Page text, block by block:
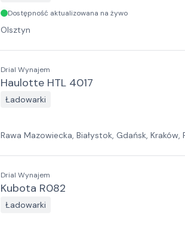
Dostępność aktualizowana na żywo
Olsztyn
Drial Wynajem
Haulotte HTL 4017
Ładowarki
Rawa Mazowiecka, Białystok, Gdańsk,
Drial Wynajem
Kubota R082
Ładowarki